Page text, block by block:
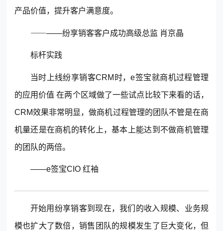
产品价值，提升客户满意度。
⸺——纷享销客客户成功高级总监 肖京晶
标杆实践
当时上线纷享销客CRM 时，e签宝就商机过程管理
的应用价值 在两个区域做了一些试点比较下来看的话，
CRM效果非常明显，做商机过程管理的团队不管是在商
机量还是在商机的转化上，基本上能达到不做商机管理
的团队的两倍。
——e签宝CIO 红袖
开始用纷享销客到现在，我们的收入规模、业务规
模也扩大了数倍，销售团队的规模发生了巨大变化，但